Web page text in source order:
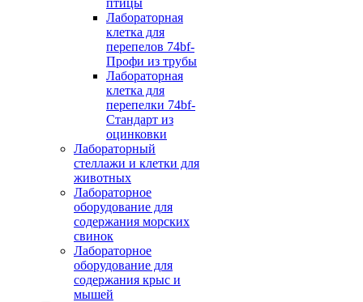
птицы
Лабораторная
клетка для
перепелов 74bf-
Профи из трубы
Лабораторная
клетка для
перепелки 74bf-
Стандарт из
оцинковки
Лабораторный
стеллажи и клетки для
животных
Лабораторное
оборудование для
содержания морских
свинок
Лабораторное
оборудование для
содержания крыс и
мышей